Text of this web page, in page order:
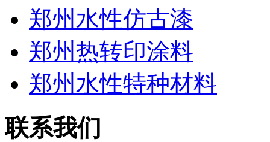
郑州水性仿古漆
郑州热转印涂料
郑州水性特种材料
联系我们